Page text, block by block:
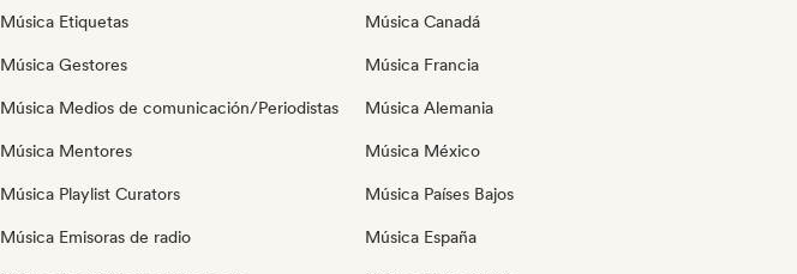
Música Etiquetas
Música Gestores
Música Medios de comunicación/Periodistas
Música Mentores
Música Playlist Curators
Música Emisoras de radio
Música Canadá
Música Francia
Música Alemania
Música México
Música Países Bajos
Música España